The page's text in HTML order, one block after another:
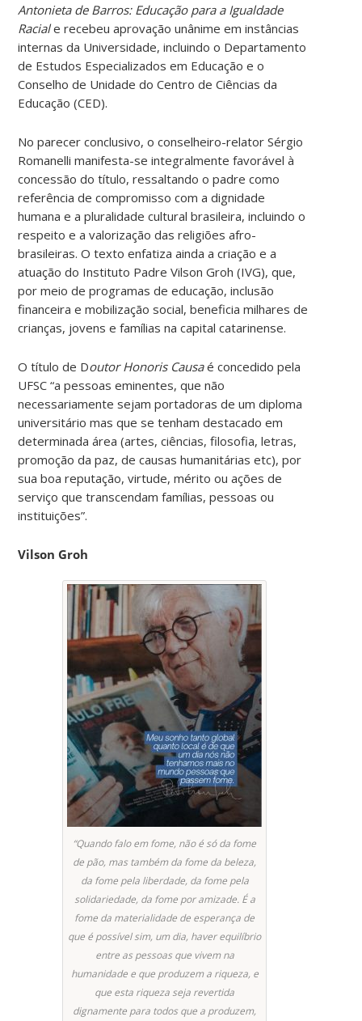
Antonieta de Barros: Educação para a Igualdade
Raciale recebeu aprovação unânime em instâncias
internas da Universidade, incluindo o Departamento
de Estudos Especializados em Educação e o
Conselho de Unidade do Centro de Ciências da
Educação (CED).
No parecer conclusivo, o conselheiro-relator Sérgio
Romanelli manifesta-se integralmente favorável à
concessão do título, ressaltando o padre como
referência de compromisso com a dignidade
humana e a pluralidade cultural brasileira, incluindo o
respeito e a valorização das religiões afro-
brasileiras. O texto enfatiza ainda a criação e a
atuação do Instituto Padre Vilson Groh (IVG), que,
por meio de programas de educação, inclusão
financeira e mobilização social, beneficia milhares de
crianças, jovens e famílias na capital catarinense.
O título de Doutor Honoris Causaé concedido pela
UFSC “a pessoas eminentes, que não
necessariamente sejam portadoras de um diploma
universitário mas que se tenham destacado em
determinada área (artes, ciências, filosofia, letras,
promoção da paz, de causas humanitárias etc), por
sua boa reputação, virtude, mérito ou ações de
serviço que transcendam famílias, pessoas ou
instituições”.
Vilson Groh
“Quando falo em fome, não é só da fome
de pão, mas também da fome da beleza,
da fome pela liberdade, da fome pela
solidariedade, da fome por amizade. É a
fome da materialidade de esperança de
que é possível sim, um dia, haver equilíbrio
entre as pessoas que vivem na
humanidade e que produzem a riqueza, e
que esta riqueza seja revertida
dignamente para todos que a produzem,